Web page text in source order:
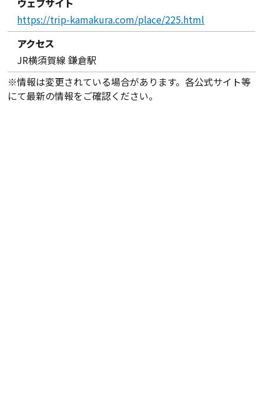
ウェブサイト
https://trip-kamakura.com/place/225.html
アクセス
JR横須賀線 鎌倉駅
※情報は変更されている場合があります。各公式サイト等
にて最新の情報をご確認ください。